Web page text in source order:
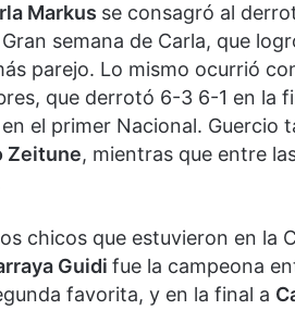
Markus se consagró al
semana de Carla, que
parejo. Lo mismo ocurrió
que derrotó 6-3 6-1 en la
el primer Nacional. Guercio
Zeitune, mientras que entre
chicos que estuvieron en la
Guidi fue la campeona
favorita, y en la final a